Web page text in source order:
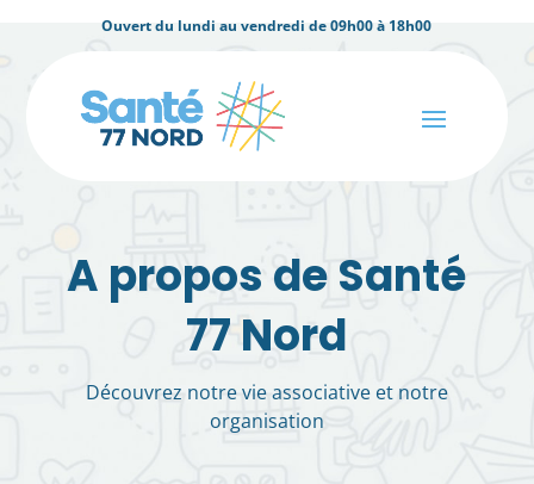
Ouvert du lundi au vendredi de 09h00 à 18h00
A propos de Santé
77 Nord
Découvrez notre vie associative et notre
organisation